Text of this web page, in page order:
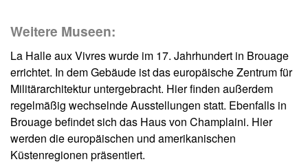
Weitere Museen:
La Halle aux Vivres wurde im 17. Jahrhundert in Brouage
errichtet. In dem Gebäude ist das europäische Zentrum für
Militärarchitektur untergebracht. Hier finden außerdem
regelmäßig wechselnde Ausstellungen statt. Ebenfalls in
Brouage befindet sich das Haus von Champlaini. Hier
werden die europäischen und amerikanischen
Küstenregionen präsentiert.